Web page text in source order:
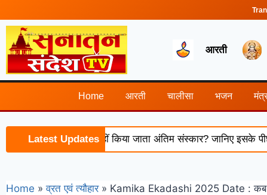
आरती
Home आरती चालीसा भजन
Latest Updates
के बाद क्यों नहीं किया जाता अंतिम संस्कार? जानिए इसके पीछे की
Home » व्रत एवं त्यौहार » Kamika Ekadashi 2025 Date : कब है